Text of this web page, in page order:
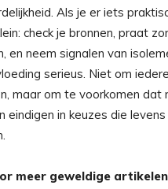
Als je er iets
check je bronnen, praat
en neem signalen van
serieus. Niet om
maar om te voorkomen dat
eindigen in keuzes die levens
meer geweldige